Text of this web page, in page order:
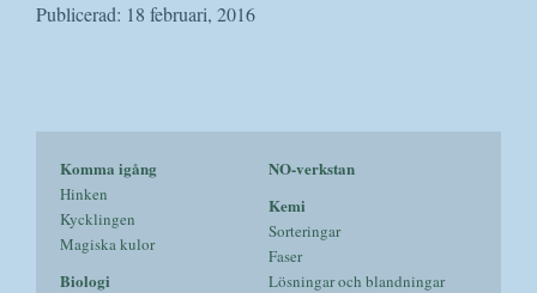
Publicerad: 18 februari, 2016
Komma igång
Hinken
Kycklingen
Magiska kulor
Biologi
NO-verkstan
Kemi
Sorteringar
Faser
Lösningar och blandningar